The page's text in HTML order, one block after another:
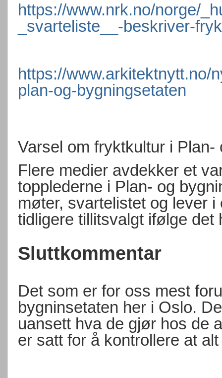
https://www.nrk.no/norge/
_svarteliste__-beskriver-
https://www.arkitektnytt.no/
plan-og-bygningsetaten
Varsel om fryktkultur i Plan-
Flere medier avdekker et
topplederne i Plan- og
møter, svartelistet og lever
tidligere tillitsvalgt ifølge det
Sluttkommentar
Det som er for oss mest
bygninsetaten her i Oslo.
uansett hva de gjør hos de
er satt for å kontrollere at